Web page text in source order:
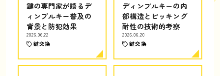
鍵の専門家が語るデ
ィンプルキー普及の
背景と防犯効果
2026.06.22
鍵交換
ディンプルキーの内
部構造とピッキング
耐性の技術的考察
2026.06.20
鍵交換